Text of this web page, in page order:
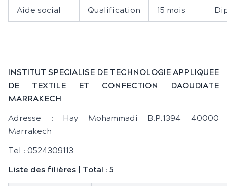
Aide social Qualification 15 mois
INSTITUT SPECIALISE DE TECHNOLOGIE APPLIQUEE
DE TEXTILE ET CONFECTION DAOUDIATE
MARRAKECH
Adresse : Hay Mohammadi B.P.1394 40000
Marrakech
Tel : 0524309113
Liste des filières | Total : 5